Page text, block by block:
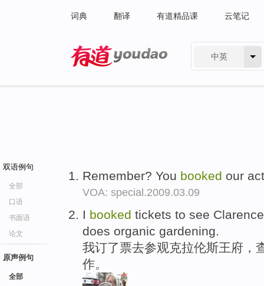
词典 翻译 有道精品课 云笔记
中英
双语例句
全部
口语
书面语
论文
原声例句
全部
Remember? You booked our
VOA: special.2009.03.09
I booked tickets to see
does organic gardening.
我订了票去参观克拉伦斯王府，
作。